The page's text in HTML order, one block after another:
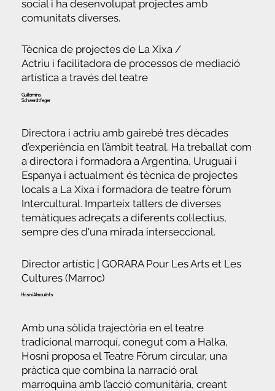
social i ha desenvolupat projectes amb
comunitats diverses.
Tècnica de projectes de La Xixa /
Actriu i facilitadora de processos de mediació
artística a través del teatre
Guillermina
Schwerdtfeger
Directora i actriu amb gairebé tres dècades
d’experiència en l’àmbit teatral. Ha treballat com
a directora i formadora a Argentina, Uruguai i
Espanya i actualment és tècnica de projectes
locals a La Xixa i formadora de teatre fòrum
Intercultural. Imparteix tallers de diverses
temàtiques adreçats a diferents col·lectius,
sempre des d'una mirada interseccional.
Director artístic | GORARA Pour Les Arts et Les
Cultures (Marroc)
Hosni Almoukhlis
Amb una sòlida trajectòria en el teatre
tradicional marroquí, conegut com a Halka,
Hosni proposa el Teatre Fòrum circular, una
pràctica que combina la narració oral
marroquina amb l’acció comunitària, creant